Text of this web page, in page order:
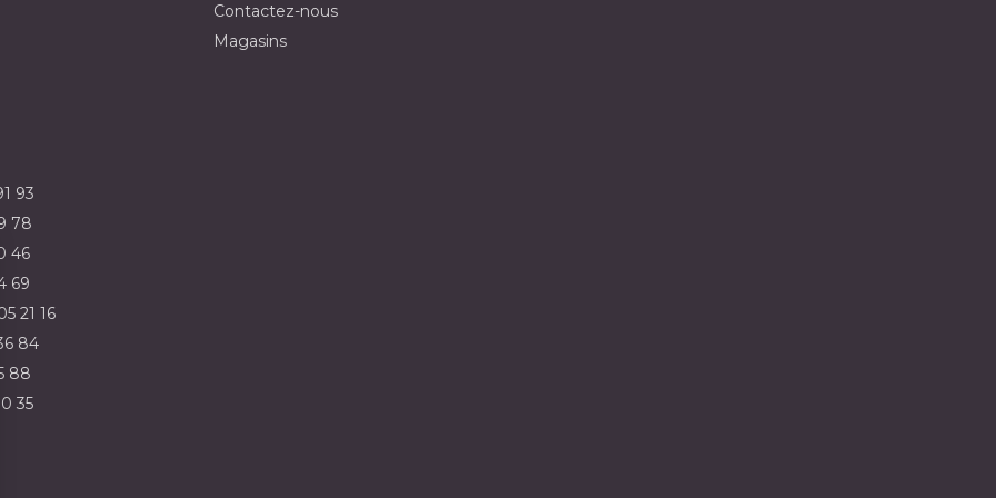
Contactez-nous
Magasins
93
78
46
69
21 16
84
88
35